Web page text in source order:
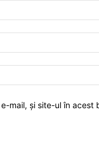
mail, şi site-ul în